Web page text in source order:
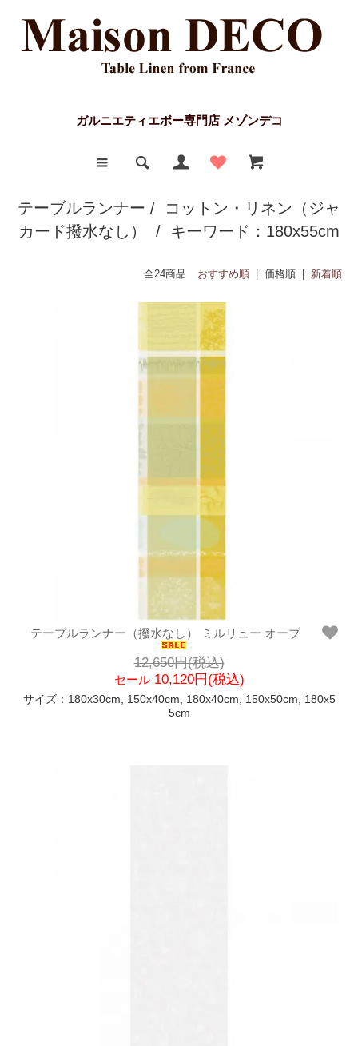
ガルニエティエボー専門店 メゾンデコ
テーブルランナー /
コットン・リネン（ジャ
カード撥水なし）
/ キーワード：180x55cm
全24商品 おすすめ順 | 価格順 | 新着順
テーブルランナー（撥水なし） ミルリュー オーブ
12,650円(税込)
セール10,120円(税込)
サイズ：180x30cm, 150x40cm, 180x40cm, 150x50cm, 180x5
5cm